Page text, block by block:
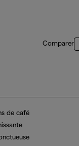
Comparer
de café